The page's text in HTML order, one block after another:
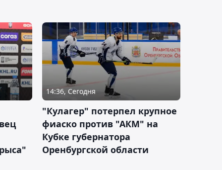
14:36, Сегодня
"Кулагер" потерпел крупное
фиаско против "АКМ" на
Кубке губернатора
Оренбургской области